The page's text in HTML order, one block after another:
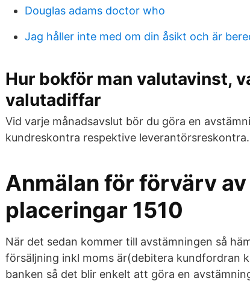
Douglas adams doctor who
Jag håller inte med om din åsikt och är
Hur bokför man valutavinst,
valutadiffar
Vid varje månadsavslut bör du göra en
kundreskontra respektive leverantörsreskontra.
Anmälan för förvärv
placeringar 1510
När det sedan kommer till avstämningen så
försäljning inkl moms är(debitera kundfordran
banken så det blir enkelt att göra en